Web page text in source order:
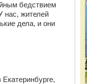
бедствием
нас, жителей
дела, и они